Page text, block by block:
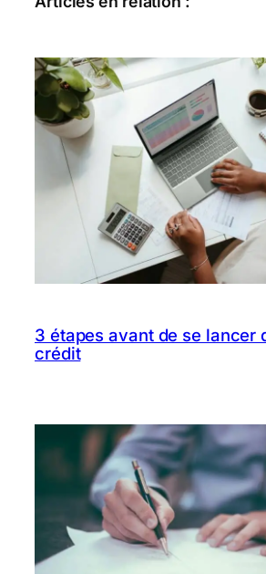
3 étapes avant de se lancer
crédit